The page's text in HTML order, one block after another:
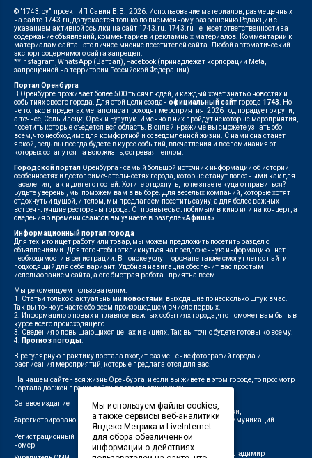
© "1743.ру", проект ИП Савин В.В., 2026. Использование материалов, размещенных
на сайте 1743.ru, допускается только по письменному разрешению Редакции с
указанием активной ссылки на сайт 1743.ru. 1743.ru не несет ответственности за
содержание объявлений, комментариев и рекламных материалов. Комментарии к
материалам сайта - это личное мнение посетителей сайта. Любой автоматический
экспорт содержимого сайта запрещен.
**Instagram, WhatsApp (Ватсап), Facebook (принадлежат корпорации Meta,
запрещенной на территории Российской Федерации)
Портал Оренбурга
В Оренбурге проживает более 500 тысяч людей, и каждый хочет знать о новостях и
событиях своего города. Для этой цели создан официальный сайт города 1743 . Но
не только в пределах мегаполиса проходят мероприятия, 2026 год порадует округи,
а точнее, Соль-Илецк, Орск и Бузулук. Именно в них пройдут некоторые мероприятия,
посетить которые съедется вся область. В онлайн-режиме вы сможете узнать обо
всем, что необходимо для комфортной и осведомленной жизни. С нами она станет
яркой, ведь вы всегда будете в курсе событий, впечатления и воспоминания от
которых останутся на всю жизнь, согревая теплом.
Городской портал Оренбурга - самый большой источник информации об истории,
особенностях и достопримечательностях города, которые станут полезными как для
населения, так и для его гостей. Хотите отдохнуть, но не знаете куда отправиться?
Будьте уверены, мы поможем вам в выборе. Для веселых компаний, которые хотят
отдохнуть и душой, и телом, мы предлагаем посетить сауну, а для более важных
встреч - лучшие рестораны города. Отправьтесь с любимым в кино или на концерт, а
сведения о времени сеансов вы узнаете в разделе«Афиша»
Информационный портал города
Для тех, кто ищет работу или товар, мы можем предложить посетить раздел с
объявлениями. Для того чтобы откликнуться на предложенную информацию - нет
необходимости в регистрации. В поиске услуг горожане также смогут легко найти
подходящий для себя вариант. Удобная навигация обеспечит вас простым
использованием сайта, а его быстрая работа - приятна всем.
Мы рекомендуем пользователям:
1. Статьи только с актуальными новостями , выходящие по несколько штук в час.
Так вы точно узнаете обо всем произошедшем в числе первых.
2. Информацию о новых и, главное, важных событиях города, что поможет вам быть в
курсе всего происходящего.
3. Сведения о повышающихся ценах и акциях. Так вы точно будете готовы ко всему.
4.
Прогноз погоды
В регулярную практику портала входит размещение фотографий города и
расписания мероприятий, которые предлагаются для вас.
На нашем сайте - вся жизнь Оренбурга, и если вы живете в этом городе, то просмотр
портала должен прочно войти в повседневную жизнь.
Сетевое издание
"1743"
Зарегистрировано
Федеральной службой по надзору в сфере связи,
информационных технологий и массовых коммуникаций
(Роскомнадзор)
Регистрационный
номер
ЭЛ № ФС 77-75960 от 19.06.2019 г.
Индивидуальный предприниматель Савин Владимир
Мы используем файлы cookies,
а также сервисы веб-аналитики
Яндекс.Метрика и LiveInternet
для сбора обезличенной
информации о действиях